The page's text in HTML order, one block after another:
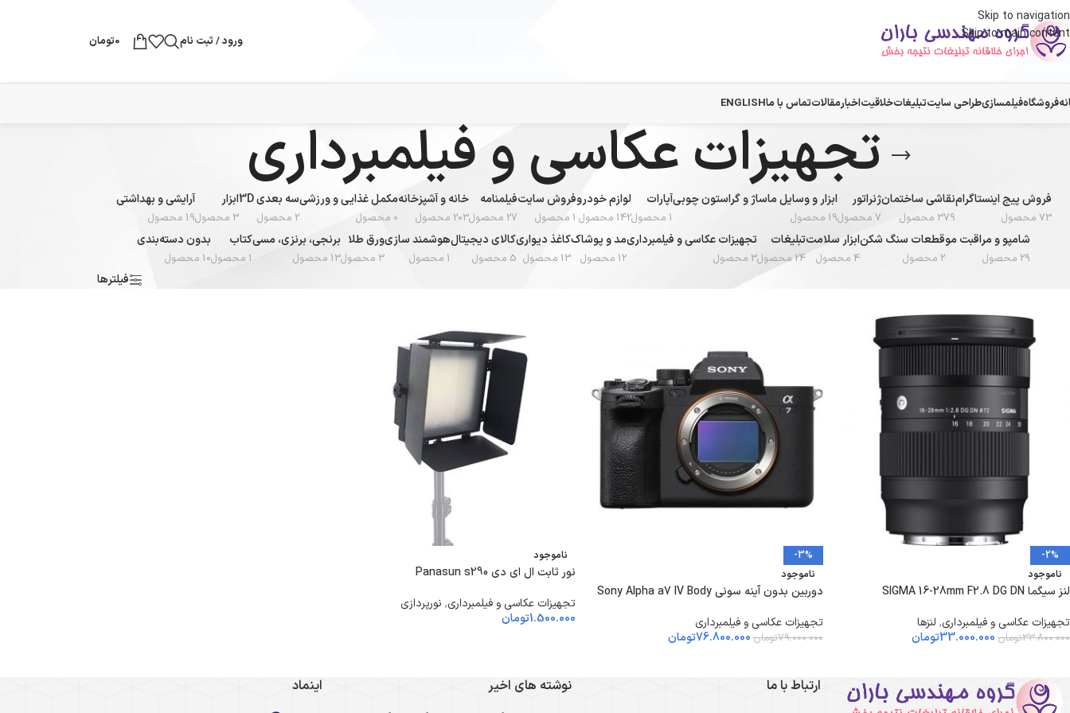
Skip to navigation
Skip to main content
ورود / ثبت نام 0تومان
فروشگاهفیلمسازیطراحی سایتتبلیغاتخلاقیتاخبارمقالاتتماس با ماENGLISH
تجهیزات عکاسی و فیلمبرداری
فروش پیج اینستاگرام
73 محصول
نقاشی ساختمان
379 محصول
ژنراتور
7 محصول
ابزار و وسایل ماساژ و گراستون چوبی
19 محصول
آپارات
1 محصول
لوازم خودرو
142 محصول
فروش سایت
1 محصول
فیلمنامه
27 محصول
خانه و آشپزخانه
203 محصول
مکمل غذایی و ورزشی
0 محصول
سه بعدی 3D
2 محصول
ابزار
3 محصول
آرایشی و بهداشتی
19 محصول
شامپو و مراقبت مو
29 محصول
قطعات سنگ شکن
2 محصول
ابزار سلامت
4 محصول
تبلیغات
24 محصول
تجهیزات عکاسی و فیلمبرداری
3 محصول
مد و پوشاک
12 محصول
کاغذ دیواری
13 محصول
کالای دیجیتال
5 محصول
هوشمند سازی
1 محصول
ورق طلا
3 محصول
برنجی، برنزی، مسی
13 محصول
کتاب
1 محصول
بدون دسته‌بندی
10 محصول
فیلترها
-2%
ناموجود
لنز سیگما SIGMA 16-28mm F2.8 DG DN
تجهیزات عکاسی و فیلمبرداری, لنزها
33.800.000تومان 33.000.000تومان
-3%
ناموجود
دوربین بدون آینه سونی Sony Alpha a7 IV Body
تجهیزات عکاسی و فیلمبرداری
79.000.000تومان76.800.000تومان
ناموجود
نور ثابت ال ای دی Panasun s290
تجهیزات عکاسی و فیلمبرداری, نورپردازی
1.500.000تومان
ارتباط با ما نوشته های اخیر اینماد